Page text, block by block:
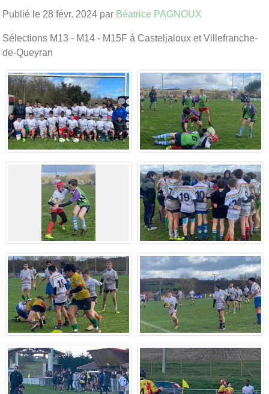
Publié le 28 févr. 2024 par Béatrice PAGNOUX
Sélections M13 - M14 - M15F à Casteljaloux et Villefranche-
de-Queyran